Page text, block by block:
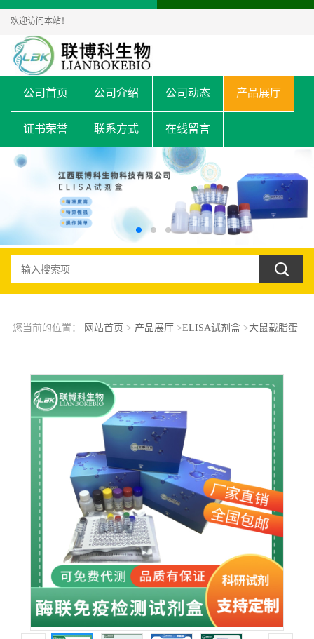
欢迎访问本站！
公司首页 公司介绍 公司动态 产品展厅
证书荣誉 联系方式 在线留言
您当前的位置： 网站首页 > 产品展厅 >ELISA试剂盒>大鼠载脂蛋